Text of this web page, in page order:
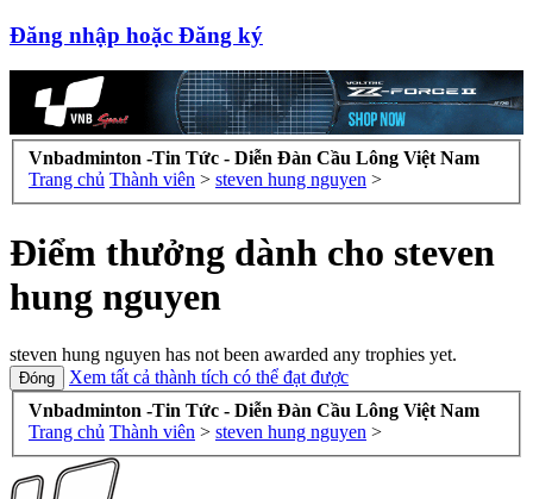
Đăng nhập hoặc Đăng ký
Vnbadminton -Tin Tức - Diễn Đàn Cầu Lông Việt Nam
Trang chủ Thành viên > steven hung nguyen >
Điểm thưởng dành cho steven
hung nguyen
steven hung nguyen has not been awarded any trophies yet.
Xem tất cả thành tích có thể đạt được
Vnbadminton -Tin Tức - Diễn Đàn Cầu Lông Việt Nam
Trang chủ Thành viên > steven hung nguyen >